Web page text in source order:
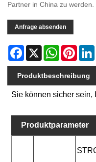
Partner in China zu werden.
Anfrage absenden
Facebook
X WhatsApp
Produktbeschreibung
Sie können sicher sein,
Produktparameter